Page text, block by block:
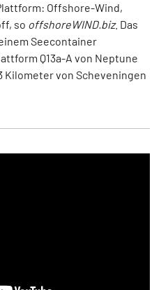
Offshore-Wind,
so offshoreWIND.biz. Das
Seecontainer
Q13a-A von Neptune
Kilometer von Scheveningen